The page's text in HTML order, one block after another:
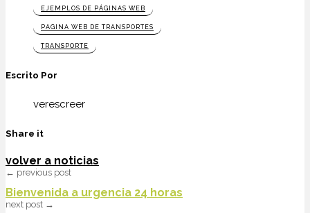
EJEMPLOS DE PÁGINAS WEB
PAGINA WEB DE TRANSPORTES
TRANSPORTE
Escrito Por
verescreer
Share it
volver a noticias
← previous post
Bienvenida a urgencia 24 horas
next post →